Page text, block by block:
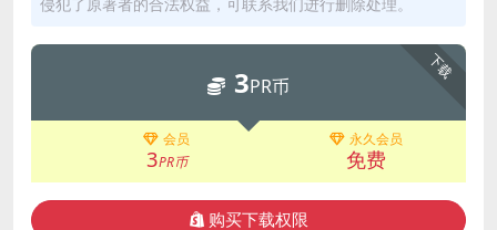
下载
3PR币
会员
3PR币
永久会员
免费
购买下载权限